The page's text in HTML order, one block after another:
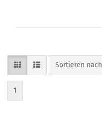
Sortieren nach
Sortieren nach
1